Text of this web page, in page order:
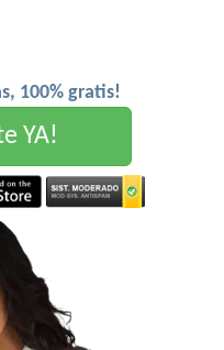
100% gratis!
YA!